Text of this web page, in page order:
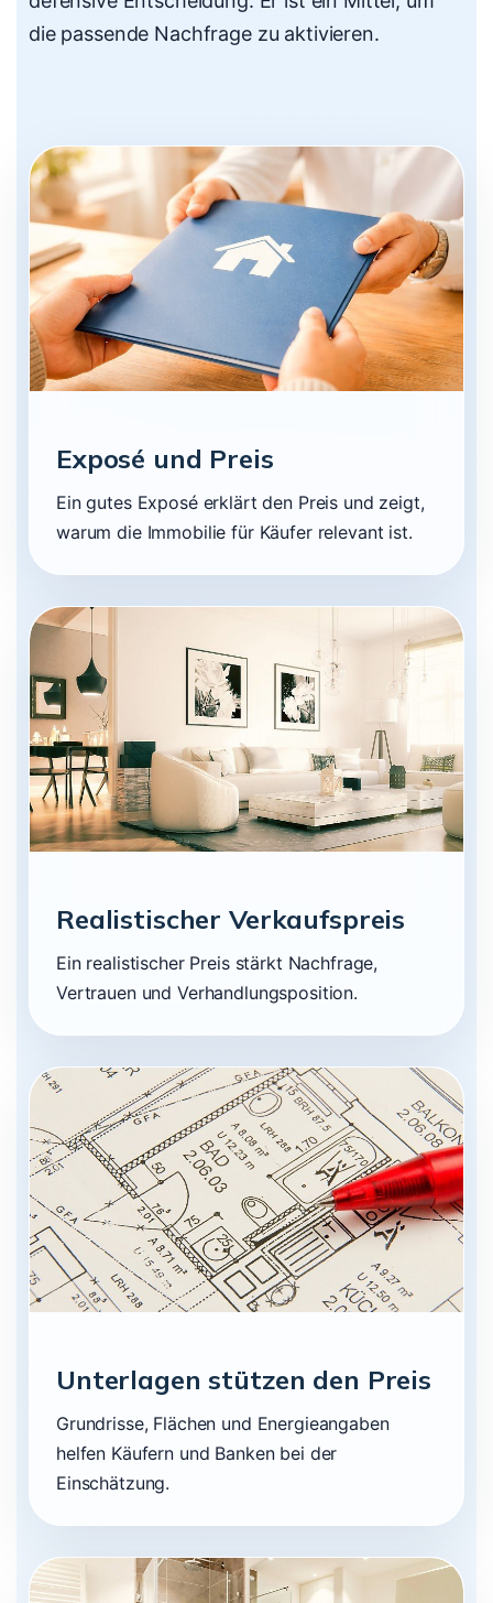
die passende Nachfrage zu aktivieren.
Exposé und Preis
Ein gutes Exposé erklärt den Preis und zeigt,
warum die Immobilie für Käufer relevant ist.
Realistischer Verkaufspreis
Ein realistischer Preis stärkt Nachfrage,
Vertrauen und Verhandlungsposition.
Unterlagen stützen den Preis
Grundrisse, Flächen und Energieangaben
helfen Käufern und Banken bei der
Einschätzung.